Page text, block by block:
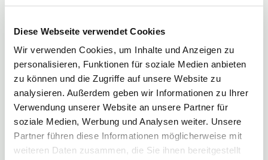
Diese Webseite verwendet Cookies
Wir verwenden Cookies, um Inhalte und Anzeigen zu
personalisieren, Funktionen für soziale Medien anbieten
zu können und die Zugriffe auf unsere Website zu
analysieren. Außerdem geben wir Informationen zu Ihrer
Verwendung unserer Website an unsere Partner für
soziale Medien, Werbung und Analysen weiter. Unsere
Partner führen diese Informationen möglicherweise mit
weiteren Daten zusammen, die Sie ihnen bereitgestellt
Facherzieher für Teilhabe und Inklusion
(m/w/d)
pädagogische Praxis
• Vollzeit•Berlin, Deutschland•
€3.770 - €4.453 / Jahr•vor 3 Wochen